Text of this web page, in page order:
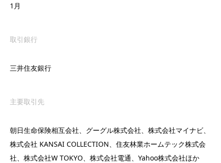
1月
取引銀行
三井住友銀行
主要取引先
朝日生命保険相互会社、グーグル株式会社、株式会社マイナビ、
株式会社 KANSAI COLLECTION、住友林業ホームテック株式会
社、株式会社W TOKYO、株式会社電通、Yahoo株式会社ほか